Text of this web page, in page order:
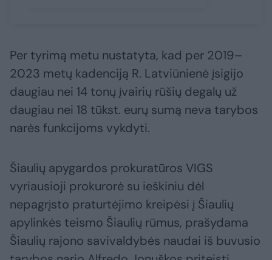
Per tyrimą metu nustatyta, kad per 2019–
2023 metų kadenciją R. Latviūnienė įsigijo
daugiau nei 14 tonų įvairių rūšių degalų už
daugiau nei 18 tūkst. eurų sumą neva tarybos
narės funkcijoms vykdyti.
Šiaulių apygardos prokuratūros VIGS
vyriausioji prokurorė su ieškiniu dėl
nepagrįsto praturtėjimo kreipėsi į Šiaulių
apylinkės teismo Šiaulių rūmus, prašydama
Šiaulių rajono savivaldybės naudai iš buvusio